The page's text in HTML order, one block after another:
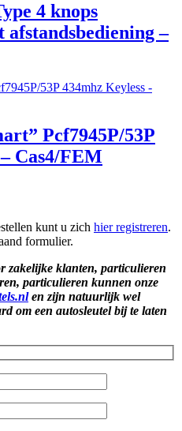
4 knops
afstandsbediening –
Pcf7945P/53P
Cas4/FEM
kunt u zich hier registreren.
formulier.
zakelijke klanten, particulieren
particulieren kunnen onze
en zijn natuurlijk wel
om een autosleutel bij te laten